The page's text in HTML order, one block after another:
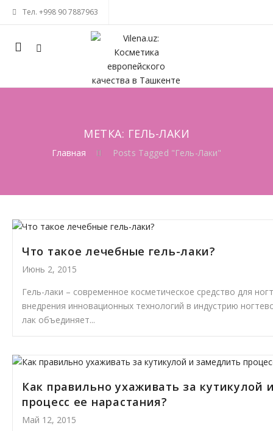
Тел. +998 90 7887963
Mobile
МЕТКА: ГЕЛЬ-ЛАКИ
Главная Posts Tagged "гель-Лаки"
Skip to content
Что такое лечебные гель-лаки?
Июнь 2, 2015
Гель-лаки – современное косметическое средство для
внедрения инновационных технологий в индустрию
лак объединяет...
Как правильно ухаживать за кутикулой
процесс ее нарастания?
Май 12, 2015